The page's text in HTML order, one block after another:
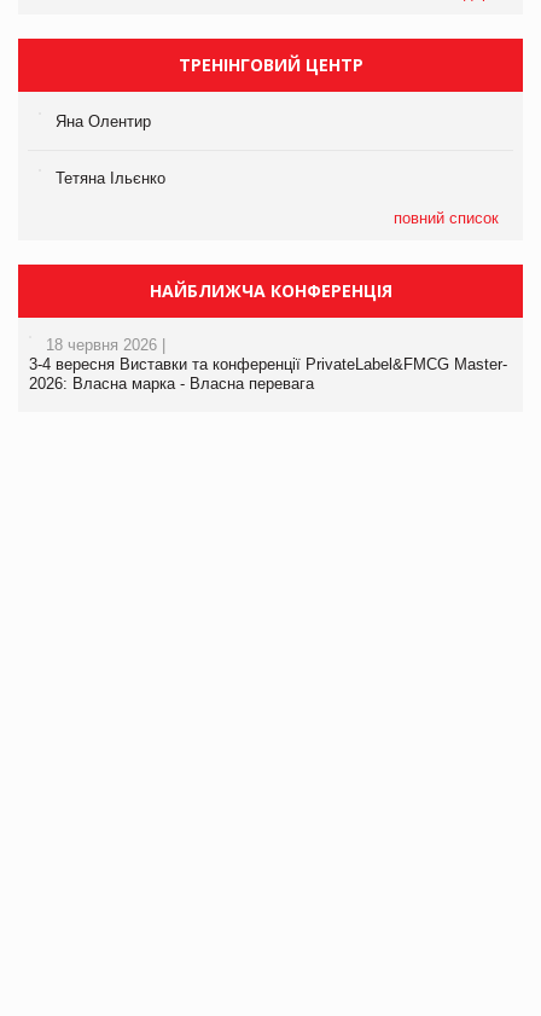
ТРЕНІНГОВИЙ ЦЕНТР
Яна Олентир
Тетяна Ільєнко
повний список
НАЙБЛИЖЧА КОНФЕРЕНЦІЯ
18 червня 2026 |
3-4 вересня Виставки та конференції PrivateLabel&FMCG Master-
2026: Власна марка - Власна перевага